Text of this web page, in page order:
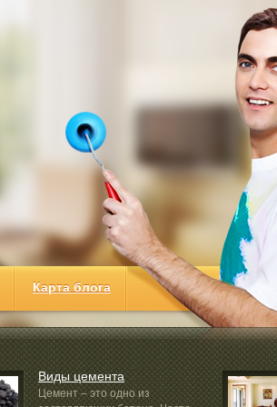
Карта блога
Виды цемента
Цемент – это одно из